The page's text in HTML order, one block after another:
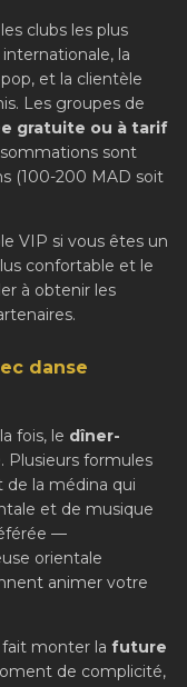
clubs les plus
la
et la clientèle
Les groupes de
gratuite ou à tarif
sont
(100-200 MAD soit
VIP si vous êtes un
confortable et le
à obtenir les
danse
fois, le dîner-
Plusieurs formules
de la médina qui
et de musique
—
orientale
animer votre
monter la future
de complicité,